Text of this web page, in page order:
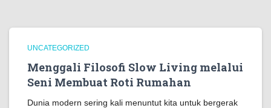
UNCATEGORIZED
Menggali Filosofi Slow Living melalui
Seni Membuat Roti Rumahan
Dunia modern sering kali menuntut kita untuk bergerak